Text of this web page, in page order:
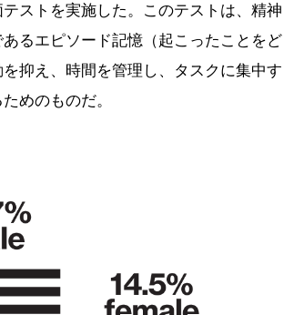
ストを実施した。このテストは、精神
るエピソード記憶（起こったことをど
抑え、時間を管理し、タスクに集中す
めのものだ。